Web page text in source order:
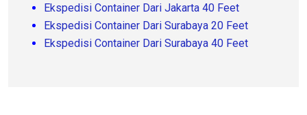
Ekspedisi Container Dari Jakarta 40 Feet
Ekspedisi Container Dari Surabaya 20 Feet
Ekspedisi Container Dari Surabaya 40 Feet